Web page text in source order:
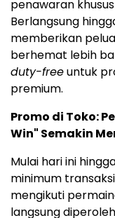
penawaran
Berlangsung
memberikan
berhemat lebih
duty-freeuntuk
premium.
Promo di Toko:
Win" Semakin
Mulai hari ini
minimum
mengikuti
langsung